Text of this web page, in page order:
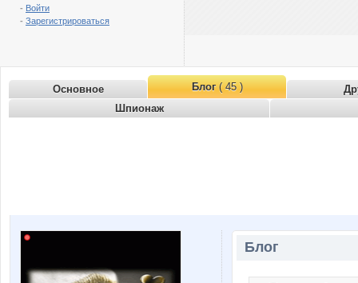
- Войти
- Зарегистрироваться
Основное Блог( 45 )
Шпионаж
Блог